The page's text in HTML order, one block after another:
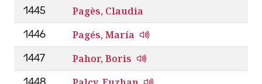
1445 Pagès, Claudia
1446 Pagés, María
1447 Pahor, Boris
1448